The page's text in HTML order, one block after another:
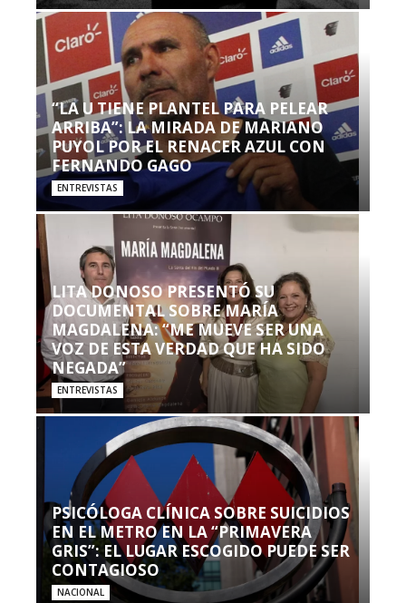
“LA U TIENE PLANTEL PARA PELEAR
ARRIBA”: LA MIRADA DE MARIANO
PUYOL POR EL RENACER AZUL CON
FERNANDO GAGO
ENTREVISTAS
LITA DONOSO PRESENTÓ SU
DOCUMENTAL SOBRE MARÍA
MAGDALENA: “ME MUEVE SER UNA
VOZ DE ESTA VERDAD QUE HA SIDO
NEGADA”
ENTREVISTAS
PSICÓLOGA CLÍNICA SOBRE SUICIDIOS
EN EL METRO EN LA “PRIMAVERA
GRIS”: EL LUGAR ESCOGIDO PUEDE SER
CONTAGIOSO
NACIONAL